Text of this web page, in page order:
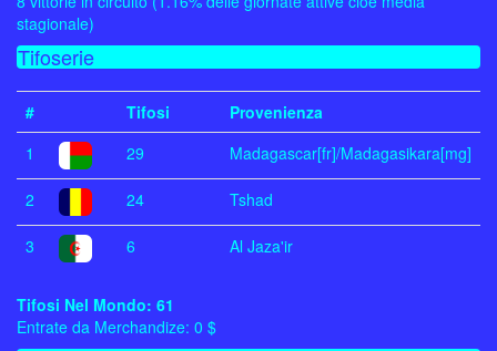
stagionale)
Tifoserie
# Tifosi
Provenienza
1
29 Madagascar[fr]/Madagasikara[mg]
2 24 Tshad
3 6 Al Jaza'ir
Tifosi Nel Mondo: 61
Entrate da Merchandize: 0 $